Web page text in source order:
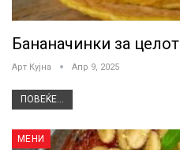
Бананачинки за
Арт Кујна Апр 9, 2025
ПОВЕЌЕ...
МЕНИ